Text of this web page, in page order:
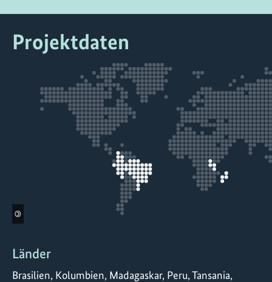
Projektdaten
©
Länder
Brasilien, Kolumbien, Madagaskar, Peru, Tansania,